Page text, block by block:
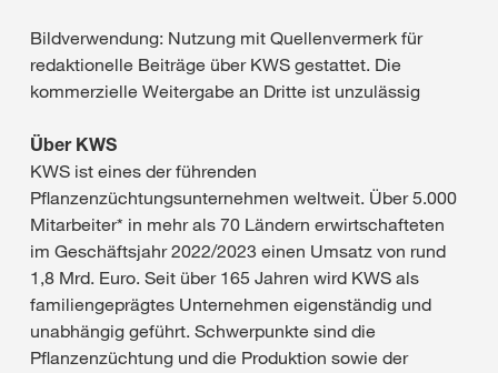
Bildverwendung: Nutzung mit Quellenvermerk für
redaktionelle Beiträge über KWS gestattet. Die
kommerzielle Weitergabe an Dritte ist unzulässig
Über KWS
KWS ist eines der führenden
Pflanzenzüchtungsunternehmen weltweit. Über 5.000
Mitarbeiter* in mehr als 70 Ländern erwirtschafteten
im Geschäftsjahr 2022/2023 einen Umsatz von rund
1,8 Mrd. Euro. Seit über 165 Jahren wird KWS als
familiengeprägtes Unternehmen eigenständig und
unabhängig geführt. Schwerpunkte sind die
Pflanzenzüchtung und die Produktion sowie der